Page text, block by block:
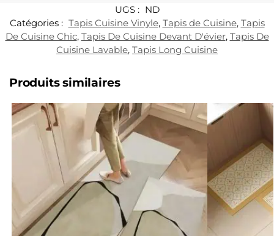
UGS : ND
Catégories : Tapis Cuisine Vinyle, Tapis de Cuisine, Tapis
De Cuisine Chic, Tapis De Cuisine Devant D'évier, Tapis De
Cuisine Lavable, Tapis Long Cuisine
Produits similaires